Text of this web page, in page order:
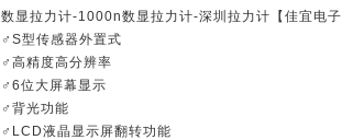
数显拉力计-1000n数显拉力计-深圳拉力计【佳宜电子
♂S型传感器外置式
♂高精度高分辨率
♂6位大屏幕显示
♂背光功能
♂LCD液晶显示屏翻转功能